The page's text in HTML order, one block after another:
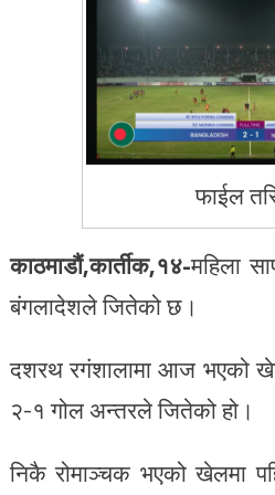
फाईल
काठमाडौं,कार्तीक,१४-महिला
बंगलादेशले जितेको छ।
दशरथ रगंशालामा आज भएको
२-१ गोल अन्तरले जितेको हो।
निकै रोमाञ्चक भएको खेलमा